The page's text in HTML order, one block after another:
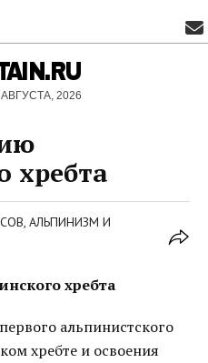
2026
хребта
АЛЬПИНИЗМ И
хребта
альпинистского
хребте и освоения